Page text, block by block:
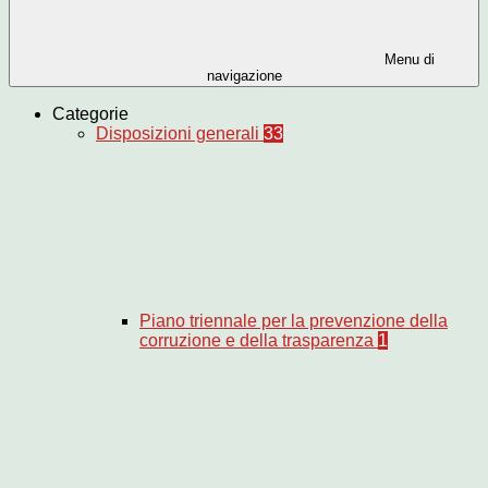
Menu di
navigazione
Categorie
Disposizioni generali 33
Piano triennale per la prevenzione della
corruzione e della trasparenza 1